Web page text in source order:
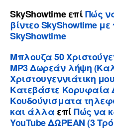
SkyShowtimeεπίΠώς
βίντεο SkyShowtime
SkyShowtime
Μπλουζα 50
MP3 Δωρεάν λήψη
Χριστουγεννιάτικη
Κατεβάστε Κορυφαία
Κουδούνισματα
και άλλα επίΠώς να
YouTube ΔΩΡΕΑΝ (3